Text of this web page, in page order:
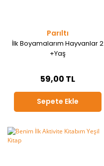
Parıltı
İlk Boyamalarım Hayvanlar 2
+Yaş
59,00 TL
Sepete Ekle